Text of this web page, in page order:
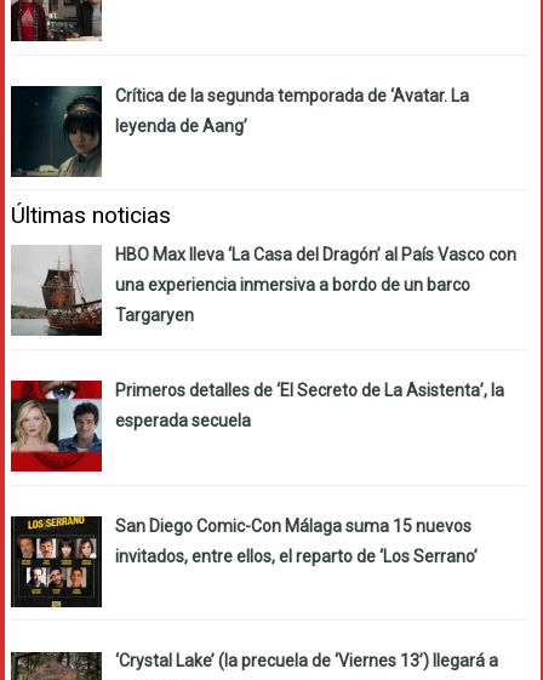
Crítica de la segunda temporada de ‘Avatar. La
leyenda de Aang’
Últimas noticias
HBO Max lleva ‘La Casa del Dragón’ al País Vasco con
una experiencia inmersiva a bordo de un barco
Targaryen
Primeros detalles de ‘El Secreto de La Asistenta’, la
esperada secuela
San Diego Comic-Con Málaga suma 15 nuevos
invitados, entre ellos, el reparto de ‘Los Serrano’
‘Crystal Lake’ (la precuela de ‘Viernes 13’) llegará a